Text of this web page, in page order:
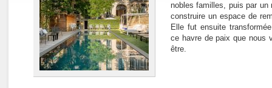
nobles familles, puis par un
construire un espace de
Elle fut ensuite
ce havre de paix que nous
être.